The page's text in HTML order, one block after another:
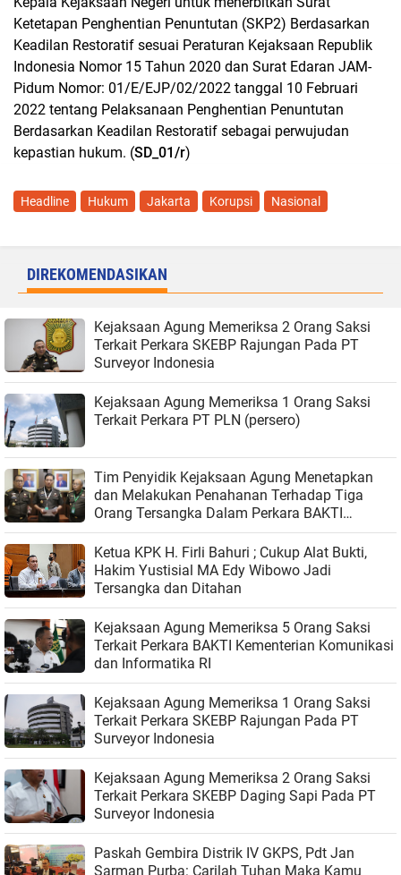
Ketetapan Penghentian Penuntutan (SKP2) Berdasarkan
Keadilan Restoratif sesuai Peraturan Kejaksaan Republik
Indonesia Nomor 15 Tahun 2020 dan Surat Edaran JAM-
Pidum Nomor: 01/E/EJP/02/2022 tanggal 10 Februari
2022 tentang Pelaksanaan Penghentian Penuntutan
Berdasarkan Keadilan Restoratif sebagai perwujudan
kepastian hukum. (SD_01/r)
Headline Hukum Jakarta Korupsi Nasional
DIREKOMENDASIKAN
Kejaksaan Agung Memeriksa 2 Orang Saksi
Terkait Perkara SKEBP Rajungan Pada PT
Surveyor Indonesia
Kejaksaan Agung Memeriksa 1 Orang Saksi
Terkait Perkara PT PLN (persero)
Tim Penyidik Kejaksaan Agung Menetapkan
dan Melakukan Penahanan Terhadap Tiga
Orang Tersangka Dalam Perkara BAKTI
Kementerian Komunikasi dan Informatika
Ketua KPK H. Firli Bahuri ; Cukup Alat Bukti,
Hakim Yustisial MA Edy Wibowo Jadi
Tersangka dan Ditahan
Kejaksaan Agung Memeriksa 5 Orang Saksi
Terkait Perkara BAKTI Kementerian Komunikasi
dan Informatika RI
Kejaksaan Agung Memeriksa 1 Orang Saksi
Terkait Perkara SKEBP Rajungan Pada PT
Surveyor Indonesia
Kejaksaan Agung Memeriksa 2 Orang Saksi
Terkait Perkara SKEBP Daging Sapi Pada PT
Surveyor Indonesia
Paskah Gembira Distrik IV GKPS, Pdt Jan
Sarman Purba: Carilah Tuhan Maka Kamu